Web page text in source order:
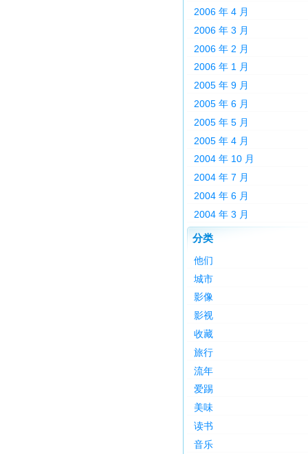
2006 年 4 月
2006 年 3 月
2006 年 2 月
2006 年 1 月
2005 年 9 月
2005 年 6 月
2005 年 5 月
2005 年 4 月
2004 年 10 月
2004 年 7 月
2004 年 6 月
2004 年 3 月
分类
他们
城市
影像
影视
收藏
旅行
流年
爱踢
美味
读书
音乐